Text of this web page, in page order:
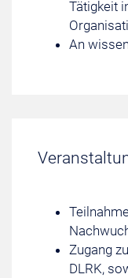
Tätigkeit
An
Zugang
DLRK,